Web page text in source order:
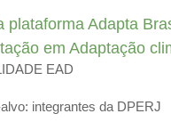
para visuzaliação até 31
plataforma Adapta
em Adaptação
EAD
integrantes da DPERJ